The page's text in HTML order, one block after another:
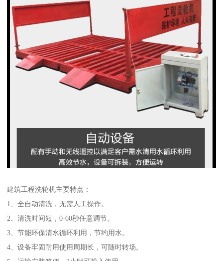
建筑工程洗轮机主要特点：
1、全自动清洗，无需人工操作。
2、清洗时间短，0-60秒任意调节。
3、节能环保清水循环利用，节约用水。
4、设备牢固耐用使用周期长，可随时转场。